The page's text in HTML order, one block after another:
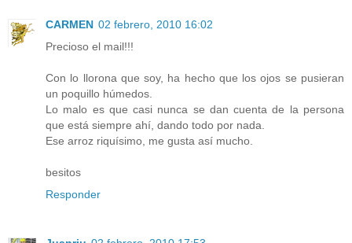
CARMEN 02 febrero, 2010 16:02
Precioso el mail!!!
Con lo llorona que soy, ha hecho que los ojos se pusieran
un poquillo húmedos.
Lo malo es que casi nunca se dan cuenta de la persona
que está siempre ahí, dando todo por nada.
Ese arroz riquísimo, me gusta así mucho.
besitos
Responder